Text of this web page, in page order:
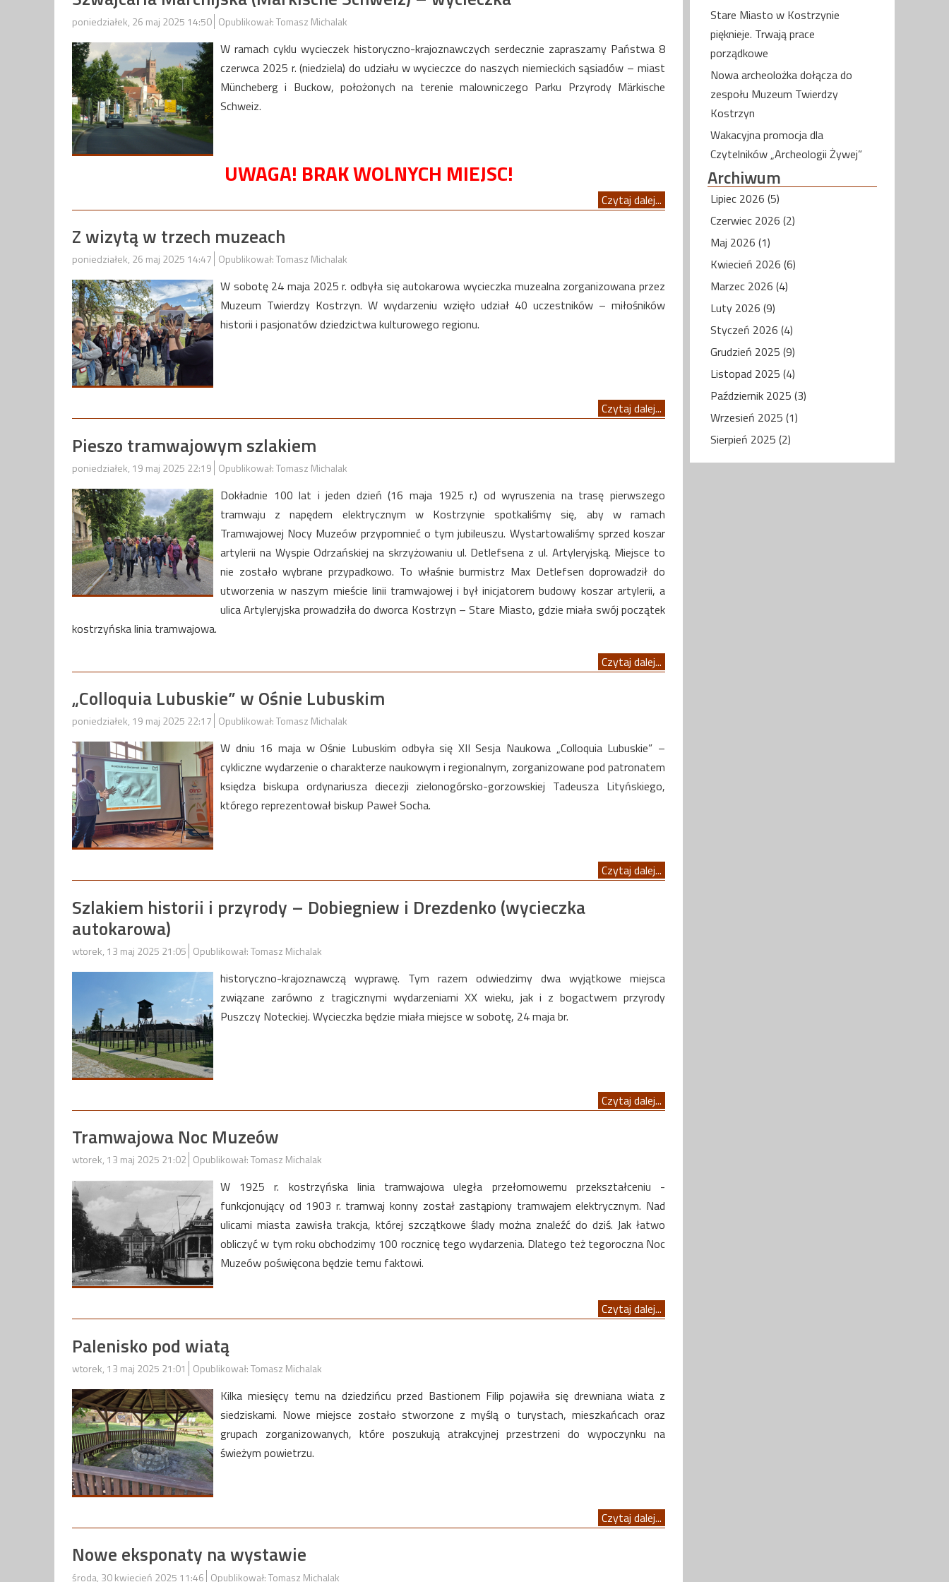
poniedziałek, 26 maj 2025 14:50 Opublikował: Tomasz Michalak
W ramach cyklu wycieczek historyczno-krajoznawczych serdecznie zapraszamy Państwa 8
czerwca 2025 r. (niedziela) do udziału w wycieczce do naszych niemieckich sąsiadów – miast
Müncheberg i Buckow, położonych na terenie malowniczego Parku Przyrody Märkische
Schweiz.
UWAGA! BRAK WOLNYCH MIEJSC!
Czytaj dalej...
Z wizytą w trzech muzeach
poniedziałek, 26 maj 2025 14:47 Opublikował: Tomasz Michalak
W sobotę 24 maja 2025 r. odbyła się autokarowa wycieczka muzealna zorganizowana przez
Muzeum Twierdzy Kostrzyn. W wydarzeniu wzięło udział 40 uczestników – miłośników
historii i pasjonatów dziedzictwa kulturowego regionu.
Czytaj dalej...
Pieszo tramwajowym szlakiem
poniedziałek, 19 maj 2025 22:19 Opublikował: Tomasz Michalak
Dokładnie 100 lat i jeden dzień (16 maja 1925 r.) od wyruszenia na trasę pierwszego
tramwaju z napędem elektrycznym w Kostrzynie spotkaliśmy się, aby w ramach
Tramwajowej Nocy Muzeów przypomnieć o tym jubileuszu. Wystartowaliśmy sprzed koszar
artylerii na Wyspie Odrzańskiej na skrzyżowaniu ul. Detlefsena z ul. Artyleryjską. Miejsce to
nie zostało wybrane przypadkowo. To właśnie burmistrz Max Detlefsen doprowadził do
utworzenia w naszym mieście linii tramwajowej i był inicjatorem budowy koszar artylerii, a
ulica Artyleryjska prowadziła do dworca Kostrzyn – Stare Miasto, gdzie miała swój początek
kostrzyńska linia tramwajowa.
Czytaj dalej...
„Colloquia Lubuskie” w Ośnie Lubuskim
poniedziałek, 19 maj 2025 22:17 Opublikował: Tomasz Michalak
W dniu 16 maja w Ośnie Lubuskim odbyła się XII Sesja Naukowa „Colloquia Lubuskie” –
cykliczne wydarzenie o charakterze naukowym i regionalnym, zorganizowane pod patronatem
księdza biskupa ordynariusza diecezji zielonogórsko-gorzowskiej Tadeusza Lityńskiego,
którego reprezentował biskup Paweł Socha.
Czytaj dalej...
Szlakiem historii i przyrody – Dobiegniew i Drezdenko (wycieczka
autokarowa)
wtorek, 13 maj 2025 21:05 Opublikował: Tomasz Michalak
historyczno-krajoznawczą wyprawę. Tym razem odwiedzimy dwa wyjątkowe miejsca
związane zarówno z tragicznymi wydarzeniami XX wieku, jak i z bogactwem przyrody
Puszczy Noteckiej. Wycieczka będzie miała miejsce w sobotę, 24 maja br.
Czytaj dalej...
Tramwajowa Noc Muzeów
wtorek, 13 maj 2025 21:02 Opublikował: Tomasz Michalak
W 1925 r. kostrzyńska linia tramwajowa uległa przełomowemu przekształceniu -
funkcjonujący od 1903 r. tramwaj konny został zastąpiony tramwajem elektrycznym. Nad
ulicami miasta zawisła trakcja, której szczątkowe ślady można znaleźć do dziś. Jak łatwo
obliczyć w tym roku obchodzimy 100 rocznicę tego wydarzenia. Dlatego też tegoroczna Noc
Muzeów poświęcona będzie temu faktowi.
Czytaj dalej...
Palenisko pod wiatą
wtorek, 13 maj 2025 21:01 Opublikował: Tomasz Michalak
Kilka miesięcy temu na dziedzińcu przed Bastionem Filip pojawiła się drewniana wiata z
siedziskami. Nowe miejsce zostało stworzone z myślą o turystach, mieszkańcach oraz
grupach zorganizowanych, które poszukują atrakcyjnej przestrzeni do wypoczynku na
świeżym powietrzu.
Czytaj dalej...
Nowe eksponaty na wystawie
środa, 30 kwiecień 2025 11:46 Opublikował: Tomasz Michalak
Stare Miasto w Kostrzynie
pięknieje. Trwają prace
porządkowe
Nowa archeolożka dołącza do
zespołu Muzeum Twierdzy
Kostrzyn
Wakacyjna promocja dla
Czytelników „Archeologii Żywej”
Archiwum
Lipiec 2026 (5)
Czerwiec 2026 (2)
Maj 2026 (1)
Kwiecień 2026 (6)
Marzec 2026 (4)
Luty 2026 (9)
Styczeń 2026 (4)
Grudzień 2025 (9)
Listopad 2025 (4)
Październik 2025 (3)
Wrzesień 2025 (1)
Sierpień 2025 (2)